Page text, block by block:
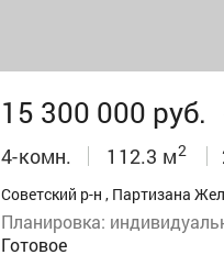
15 300 000 руб.
4-комн. 112.3 м2
Советский р-н , Партизана
Планировка:
Готовое